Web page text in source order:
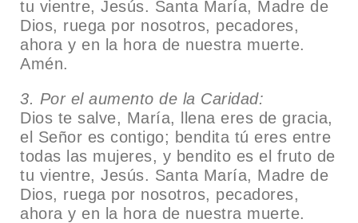
tu vientre, Jesús. Santa María, Madre de
Dios, ruega por nosotros, pecadores,
ahora y en la hora de nuestra muerte.
Amén.
3. Por el aumento de la Caridad:
Dios te salve, María, llena eres de gracia,
el Señor es contigo; bendita tú eres entre
todas las mujeres, y bendito es el fruto de
tu vientre, Jesús. Santa María, Madre de
Dios, ruega por nosotros, pecadores,
ahora y en la hora de nuestra muerte.